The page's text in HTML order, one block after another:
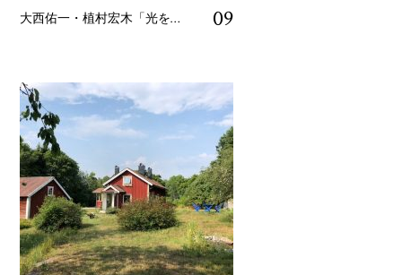
大西佑一・植村宏木「光を纏う人」 09